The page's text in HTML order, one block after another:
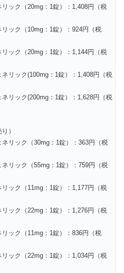
リック（20mg：1錠）：1,408円（税
ック（10mg：1錠）：924円（税
リック（20mg：1錠）：1,144円（税
リック(100mg：1錠）：1,408円（税
リック(200mg：1錠）：1,628円（税
）
リック（30mg：1錠）：363円（税
リック（55mg：1錠）：759円（税
リック（11mg：1錠）：1,177円（税
リック（22mg：1錠）：1,276円（税
ック（11mg：1錠）：836円（税
リック（22mg：1錠）：1,034円（税